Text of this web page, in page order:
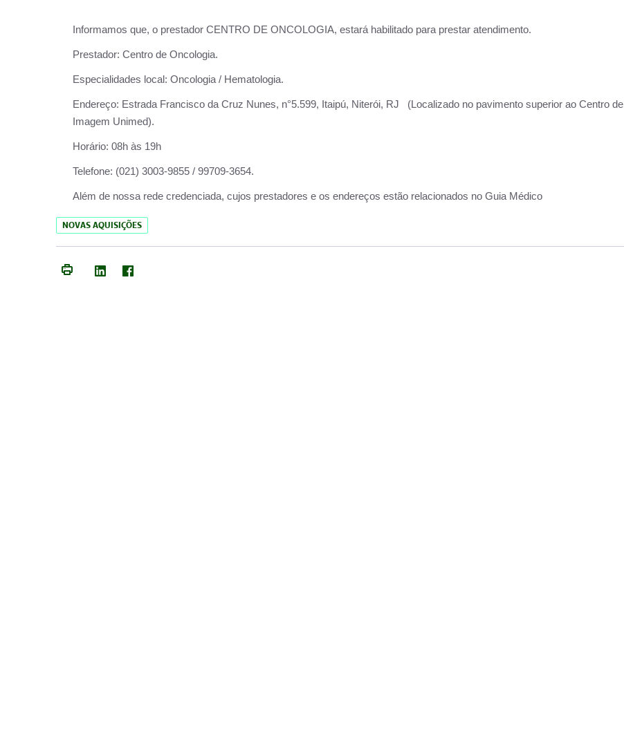
Informamos que, o prestador CENTRO DE ONCOLOGIA, estará habilitado para prestar atendimento.
Prestador: Centro de Oncologia.
Especialidades local: Oncologia / Hematologia.
Endereço: Estrada Francisco da Cruz Nunes, n°5.599, Itaipú, Niterói, RJ (Localizado no pavimento superior ao Centro de
Imagem Unimed).
Horário: 08h às 19h
Telefone: (021) 3003-9855 / 99709-3654.
Além de nossa rede credenciada, cujos prestadores e os endereços estão relacionados no Guia Médico
NOVAS AQUISIÇÕES